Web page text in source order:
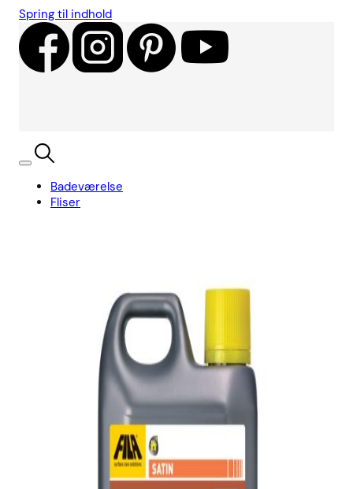
Spring til indhold
Badeværelse
Fliser
Søg Kurv
indretningskonsulent